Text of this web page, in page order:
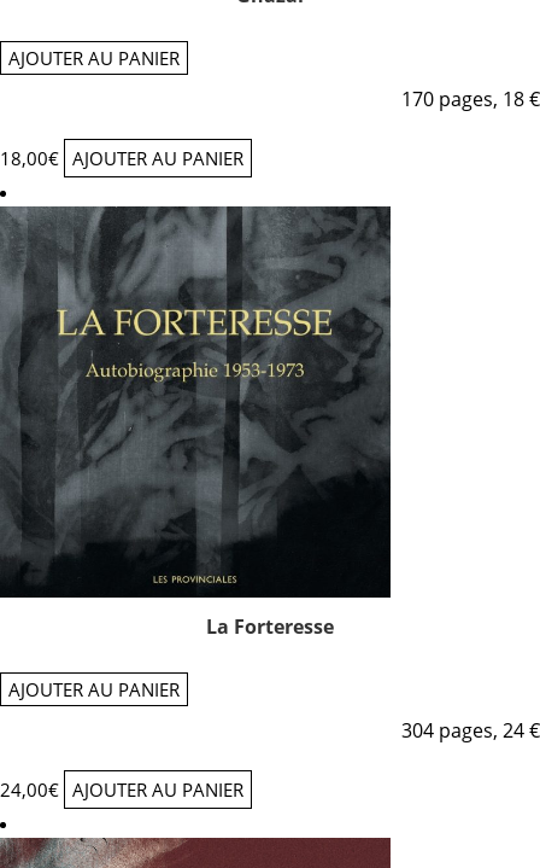
AJOUTER AU PANIER
170 pages, 18 €
18,00€ AJOUTER AU PANIER
La Forteresse
AJOUTER AU PANIER
304 pages, 24 €
24,00€ AJOUTER AU PANIER